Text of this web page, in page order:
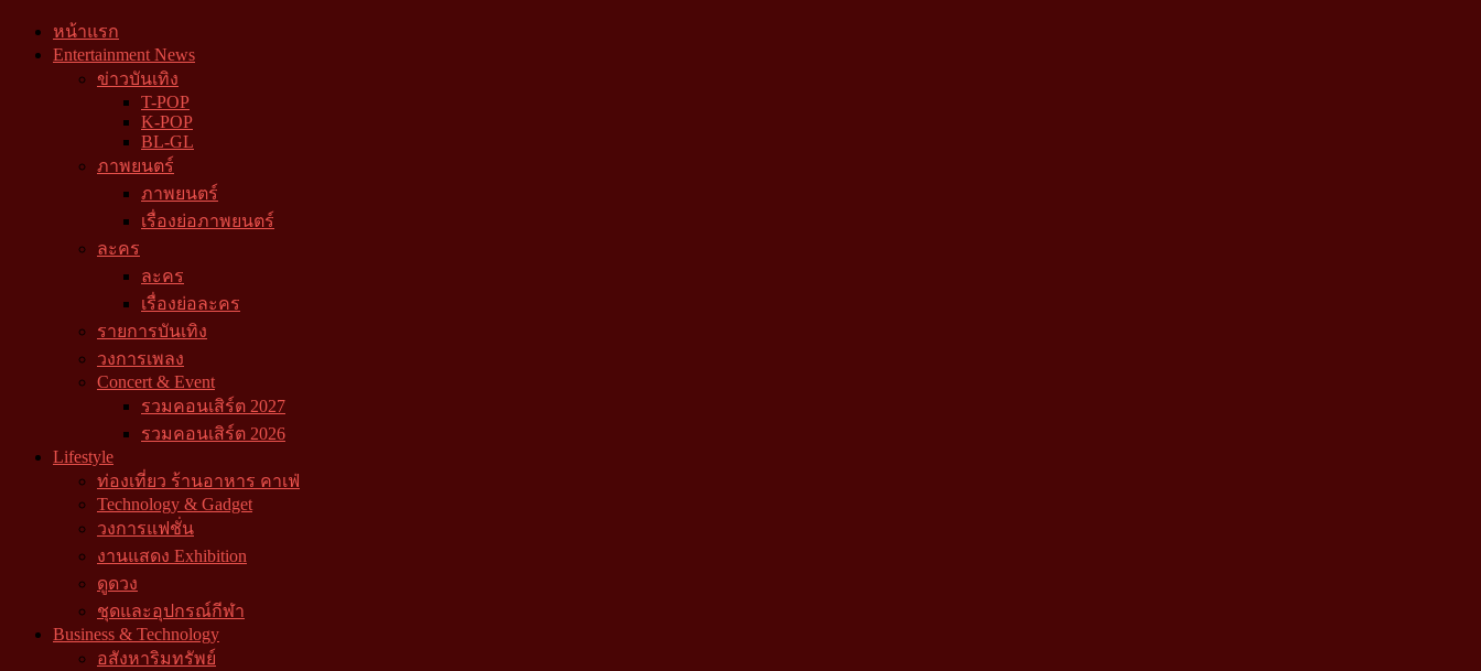
หน้าแรก
Entertainment News
ข่าวบันเทิง
T-POP
K-POP
BL-GL
ภาพยนตร์
ภาพยนตร์
เรื่องย่อภาพยนตร์
ละคร
ละคร
เรื่องย่อละคร
รายการบันเทิง
วงการเพลง
Concert & Event
รวมคอนเสิร์ต 2027
รวมคอนเสิร์ต 2026
Lifestyle
ท่องเที่ยว ร้านอาหาร คาเฟ่
Technology & Gadget
วงการแฟชั่น
งานแสดง Exhibition
ดูดวง
ชุดและอุปกรณ์กีฬา
Business & Technology
อสังหาริมทรัพย์